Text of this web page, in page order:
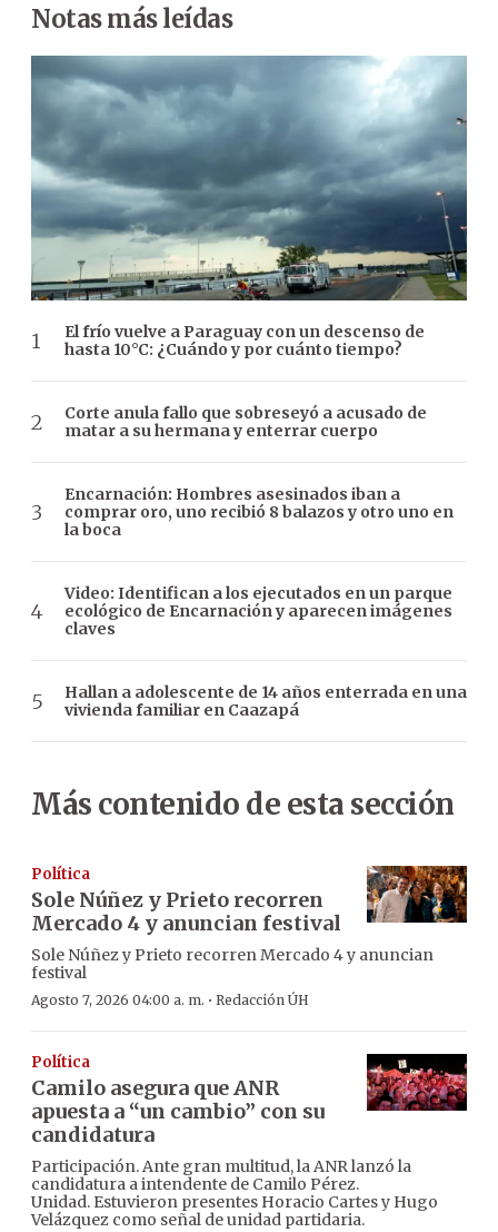
Notas más leídas
El frío vuelve a Paraguay con un descenso de
hasta 10°C: ¿Cuándo y por cuánto tiempo?
Corte anula fallo que sobreseyó a acusado de
matar a su hermana y enterrar cuerpo
Encarnación: Hombres asesinados iban a
comprar oro, uno recibió 8 balazos y otro uno en
la boca
Video: Identifican a los ejecutados en un parque
ecológico de Encarnación y aparecen imágenes
claves
Hallan a adolescente de 14 años enterrada en una
vivienda familiar en Caazapá
Más contenido de esta sección
Política
Sole Núñez y Prieto recorren
Mercado 4 y anuncian festival
Sole Núñez y Prieto recorren Mercado 4 y anuncian
festival
Agosto 7, 2026 04:00 a. m. · Redacción ÚH
Política
Camilo asegura que ANR
apuesta a “un cambio” con su
candidatura
Participación. Ante gran multitud, la ANR lanzó la
candidatura a intendente de Camilo Pérez.
Unidad. Estuvieron presentes Horacio Cartes y Hugo
Velázquez como señal de unidad partidaria.